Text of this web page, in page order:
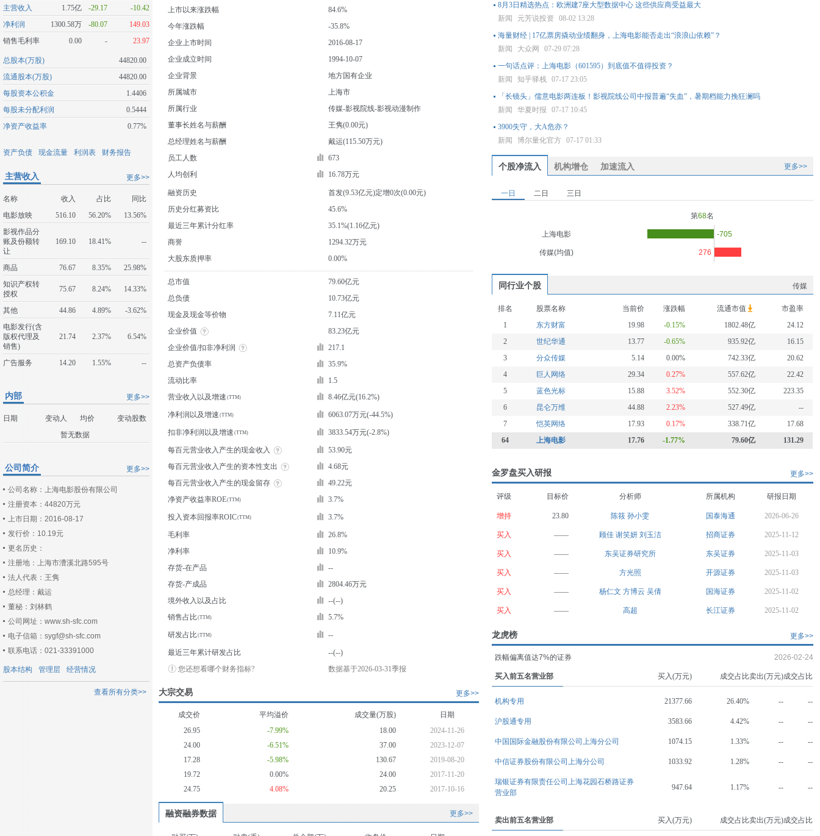
主营收入
1.75亿 -29.17
-10.42
净利润
1300.58万 -80.07
149.03
销售毛利率
0.00 - 23.97
总股本(万股)
44820.00
流通股本(万股)
44820.00
每股资本公积金
1.4406
每股未分配利润
0.5444
净资产收益率
0.77%
资产负债 现金流量 利润表 财务报告
更多>>
主营收入
名称 收入 占比
同比
电影放映
516.10 56.20%
13.56%
影视作品分
账及份额转
让
169.10 18.41% --
商品 76.67 8.35%
25.98%
知识产权转
授权
75.67 8.24% 14.33%
其他 44.86 4.89%
-3.62%
电影发行(含
版权代理及
销售)
21.74 2.37% 6.54%
广告服务 14.20 1.55% --
更多>>
内部
日期 变动人 均价
变动股数
暂无数据
更多>>
公司简介
公司名称：上海电影股份有限公司
注册资本：44820万元
上市日期：2016-08-17
发行价：10.19元
更名历史：
注册地：上海市漕溪北路595号
法人代表：王隽
总经理：戴运
董秘：刘林鹤
公司网址：www.sh-sfc.com
电子信箱：sygf@sh-sfc.com
联系电话：021-33391000
股本结构 管理层 经营情况
查看所有分类>>
上市以来涨跌幅
84.6%
今年涨跌幅
-35.8%
企业上市时间
2016-08-17
企业成立时间
1994-10-07
企业背景
地方国有企业
所属城市
上海市
所属行业
传媒-影视院线-影视动漫制作
董事长姓名与薪酬
王隽(0.00元)
总经理姓名与薪酬
戴运(115.50万元)
员工人数
673
人均创利
16.78万元
融资历史
首发(9.53亿元)定增0次(0.00元)
历史分红募资比
45.6%
最近三年累计分红率
35.1%(1.16亿元)
商誉
1294.32万元
大股东质押率
0.00%
总市值
79.60亿元
总负债
10.73亿元
现金及现金等价物
7.11亿元
企业价值
83.23亿元
企业价值/扣非净利润
217.1
总资产负债率
35.9%
流动比率
1.5
营业收入以及增速
8.46亿元(16.2%)
净利润以及增速 6063.07万元(-44.5%)
扣非净利润以及增速 3833.54万元(-2.8%)
每百元营业收入产生的现金收入
53.90元
每百元营业收入产生的资本性支出
4.68元
每百元营业收入产生的现金留存
49.22元
净资产收益率ROE
3.7%
投入资本回报率ROIC 3.7%
毛利率
26.8%
净利率
10.9%
存货-在产品
--
存货-产成品
2804.46万元
境外收入以及占比
--(--)
销售占比
5.7%
研发占比 --
最近三年累计研发占比
--(--)
您还想看哪个财务指标?
数据基于2026-03-31季报
更多>>
大宗交易
成交价 平均溢价 成交量(万股)
日期
26.95
-7.99% 18.00
2024-11-26
24.00
-6.51% 37.00
2023-12-07
17.28
-5.98% 130.67
2019-08-20
19.72
0.00% 24.00
2017-11-20
24.75
4.08% 20.25 2017-10-16
融资融券数据 更多>>
8月3日精选热点：欧洲建7座大型数据中心 这些供应商受益最大
新闻
元芳说投资
08-02 13:28
海量财经 | 17亿票房撬动业绩翻身，上海电影能否走出“浪浪山依赖”？
新闻
大众网
07-29 07:28
一句话点评：上海电影（601595）到底值不值得投资？
新闻
知乎驿栈
07-17 23:05
「长镜头」儒意电影两连板！影视院线公司中报普遍“失血”，暑期档能力挽狂澜吗
新闻
华夏时报
07-17 10:45
3900失守，大A危亦？
新闻
博尔量化官方 07-17 01:33
个股净流入 机构增仓 加速流入 更多>>
一日 二日 三日
第68名
上海电影 -705
传媒(均值) 276
同行业个股 传媒
排名 股票名称 当前价 涨跌幅 流通市值
市盈率
1
东方财富 19.98 -0.15% 1802.48亿
24.12
2
世纪华通 13.77 -0.65% 935.92亿
16.15
3
分众传媒 5.14 0.00% 742.33亿
20.62
4
巨人网络 29.34 0.27% 557.62亿
22.42
5
蓝色光标 15.88 3.52% 552.30亿
223.35
6
昆仑万维 44.88 2.23% 527.49亿
--
7
恺英网络 17.93 0.17% 338.71亿
17.68
64
上海电影 17.76 -1.77% 79.60亿 131.29
更多>>
金罗盘买入研报
评级 目标价 分析师 所属机构 研报日期
增持 23.80 陈筱孙小雯 国泰海通 2026-06-26
买入 —— 顾佳 谢笑妍 刘玉洁 招商证券 2025-11-12
买入 —— 东吴证券研究所 东吴证券 2025-11-03
买入 —— 方光照 开源证券 2025-11-03
买入 —— 杨仁文 方博云 吴倩 国海证券 2025-11-02
买入 —— 高超 长江证券 2025-11-02
更多>>
龙虎榜
跌幅偏离值达7%的证券 2026-02-24
买入前五名营业部 买入(万元) 成交占比卖出(万元)成交占比
机构专用 21377.66 26.40% -- --
沪股通专用 3583.66 4.42% -- --
中国国际金融股份有限公司上海分公司 1074.15 1.33% -- --
中信证券股份有限公司上海分公司 1033.92 1.28% -- --
瑞银证券有限责任公司上海花园石桥路证券
营业部
947.64 1.17% -- --
卖出前五名营业部 买入(万元) 成交占比卖出(万元)成交占比